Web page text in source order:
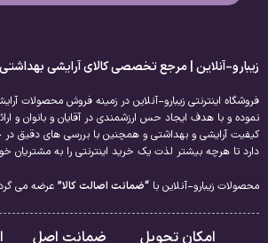
زیبارو-آنلاین | مرجع تخصصی کالای آرایشی
فروشگاه اینترنتی زیبارو-آنلاین در زمینه فروش محصولات
نموده و با هدف ایجاد حس ارزشمندی در آقایان و بانوان و
کیفیت آرایشی و بهداشتی و همچنین با بررسی های دقیق
دارد تا هرچه بیشتر لذت یک خرید اینترنتی را به مشتریان
محصولات زیبارو-آنلاین با “ضمانت اصالت کالا” عرضه می
امکان تحویل ضمانت اصل